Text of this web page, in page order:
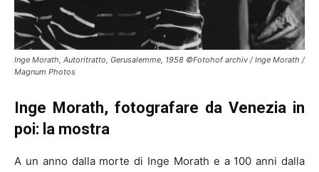
Inge Morath, Autoritratto, Gerusalemme, 1958 ©Fotohof archiv / Inge Morath /
Magnum Photos
Inge Morath, fotografare da Venezia in
poi: la mostra
A un anno dalla morte di Inge Morath e a 100 anni dalla